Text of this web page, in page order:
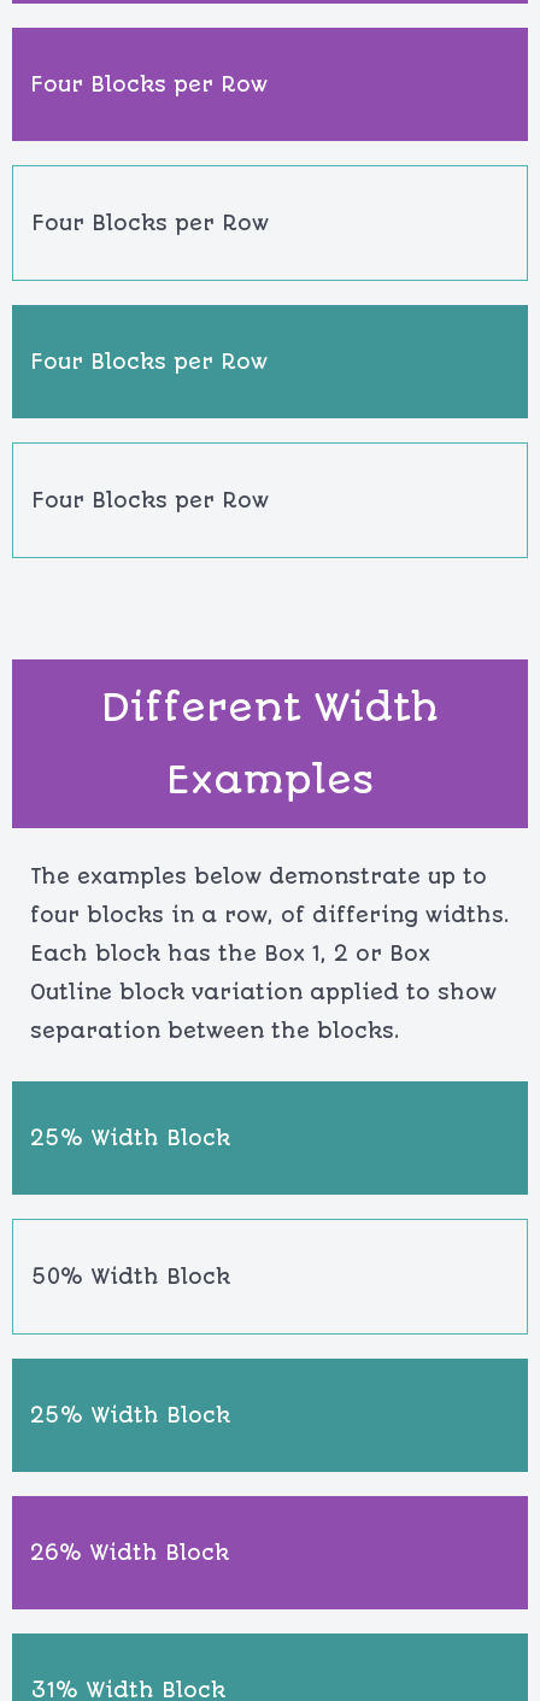
Four Blocks per Row
Four Blocks per Row
Four Blocks per Row
Four Blocks per Row
Different Width
Examples
The examples below demonstrate up to
four blocks in a row, of differing widths.
Each block has the Box 1, 2 or Box
Outline block variation applied to show
separation between the blocks.
25% Width Block
50% Width Block
25% Width Block
26% Width Block
31% Width Block